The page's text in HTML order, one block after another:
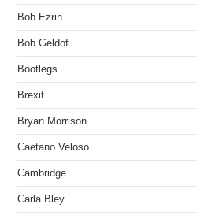
Bob Ezrin
Bob Geldof
Bootlegs
Brexit
Bryan Morrison
Caetano Veloso
Cambridge
Carla Bley